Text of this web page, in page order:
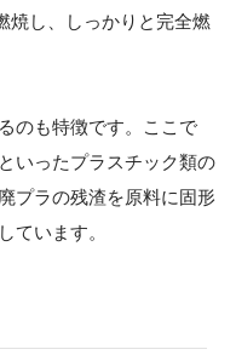
焼し、しっかりと完全燃
のも特徴です。ここで
いったプラスチック類の
プラの残渣を原料に固形
ています。